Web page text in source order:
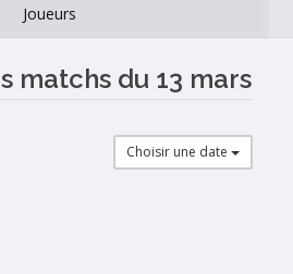
Joueurs
matchs du 13 mars
Choisir une date